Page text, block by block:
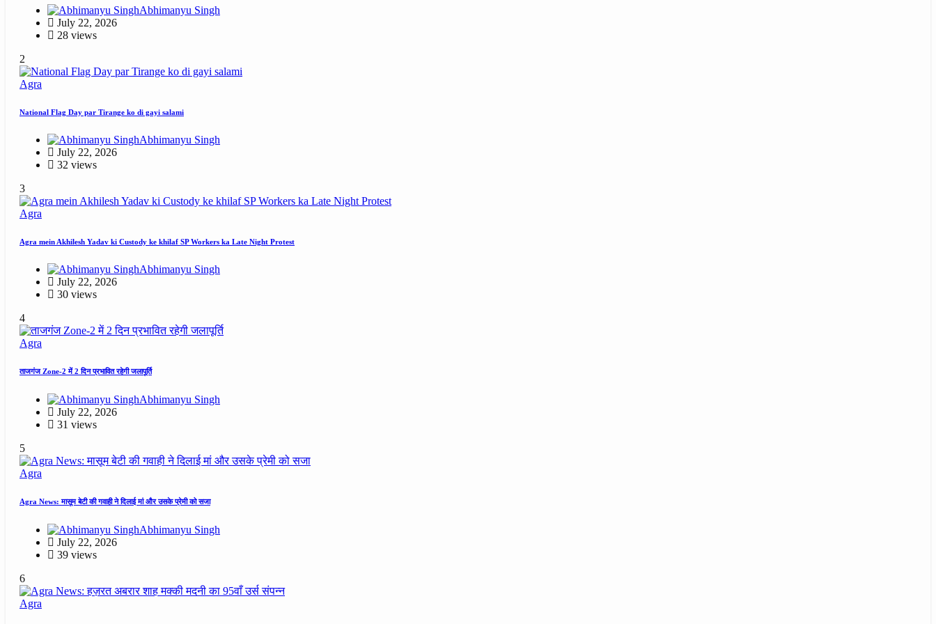
Abhimanyu Singh
July 22, 2026
28 views
2
Agra
National Flag Day par Tirange ko di gayi salami
Abhimanyu Singh
July 22, 2026
32 views
3
Agra
Agra mein Akhilesh Yadav ki Custody ke khilaf SP Workers ka Late Night Protest
Abhimanyu Singh
July 22, 2026
30 views
4
Agra
ताजगंज Zone-2 में 2 दिन प्रभावित रहेगी जलापूर्ति
Abhimanyu Singh
July 22, 2026
31 views
5
Agra
Agra News: मासूम बेटी की गवाही ने दिलाई मां और उसके प्रेमी को सजा
Abhimanyu Singh
July 22, 2026
39 views
6
Agra